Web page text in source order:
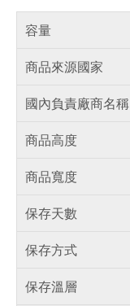
容量
商品來源國家
國內負責廠商名稱
商品高度
商品寬度
保存天數
保存方式
保存溫層